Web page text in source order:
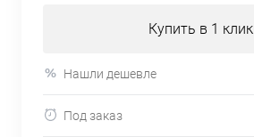
Купить в 1 клик
Нашли дешевле
Под заказ